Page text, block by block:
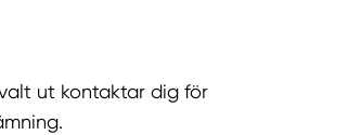
ut kontaktar dig för